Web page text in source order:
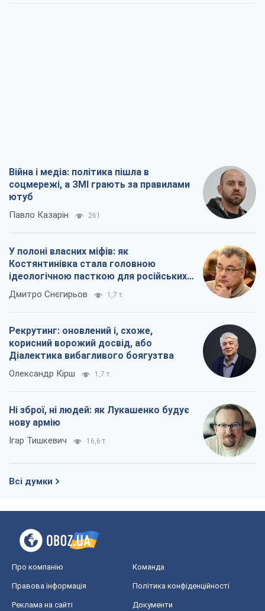
Війна і медіа: політика пішла в
соцмережі, а ЗМІ грають за правилами
ютуб
Павло Казарін 261
У полоні власних міфів: як
Костянтинівка стала головною
ідеологічною пасткою для російських
окупантів
Дмитро Снєгирьов 1,7 т.
Рекрутинг: оновлений і, схоже,
корисний ворожий досвід, або
Діалектика вибагливого боягузтва
Олександр Кірш 1,7 т.
Ні зброї, ні людей: як Лукашенко будує
нову армію
Ігар Тишкевич 16,6 т.
Всі думки
Про компанію Команда
Правова інформація Політика конфіденційності
Реклама на сайті Документи